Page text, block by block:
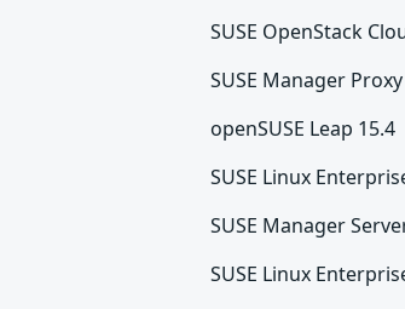
SUSE OpenStack
SUSE Manager
openSUSE Leap 15.4
SUSE Linux
SUSE Manager
SUSE Linux